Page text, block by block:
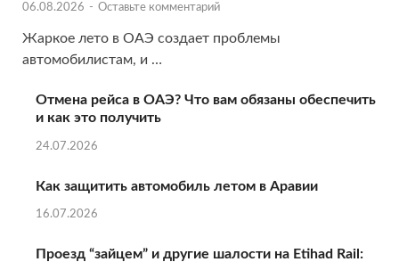
06.08.2026 - Оставьте комментарий
Жаркое лето в ОАЭ создает проблемы
автомобилистам, и …
Отмена рейса в ОАЭ? Что вам обязаны обеспечить
и как это получить
24.07.2026
Как защитить автомобиль летом в Аравии
16.07.2026
Проезд “зайцем” и другие шалости на Etihad Rail: